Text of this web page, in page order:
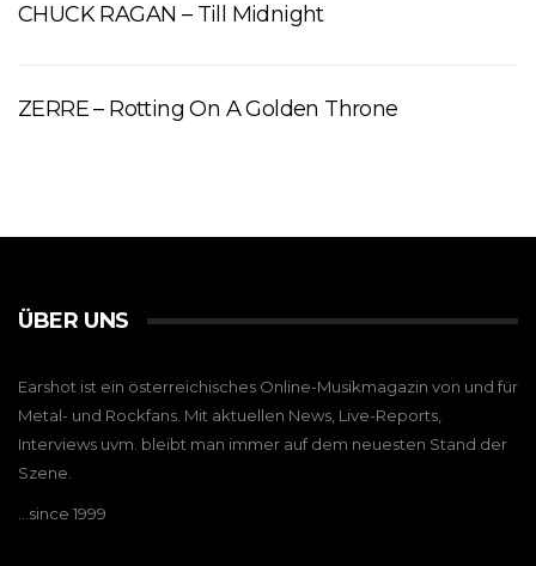
CHUCK RAGAN – Till Midnight
ZERRE – Rotting On A Golden Throne
ÜBER UNS
Earshot ist ein österreichisches Online-Musikmagazin von und für
Metal- und Rockfans. Mit aktuellen News, Live-Reports,
Interviews uvm. bleibt man immer auf dem neuesten Stand der
Szene.
…since 1999